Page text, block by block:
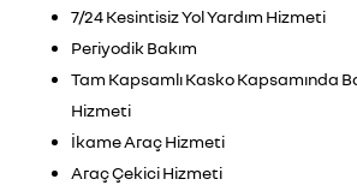
7/24 Kesintisiz Yol Yardım Hizmeti
Periyodik Bakım
Tam Kapsamlı Kasko Kapsamında
Hizmeti
İkame Araç Hizmeti
Araç Çekici Hizmeti